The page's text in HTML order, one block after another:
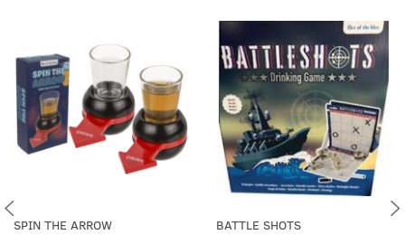
SPIN THE ARROW BATTLE SHOTS